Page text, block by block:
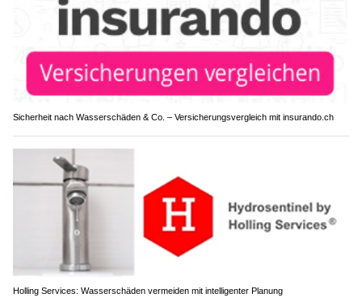
Sicherheit nach Wasserschäden & Co. – Versicherungsvergleich mit insurando.ch
Holling Services: Wasserschäden vermeiden mit intelligenter Planung